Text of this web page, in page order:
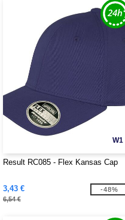
W1
Result RC085 - Flex Kansas Cap
3,43 €
6,54 €
-48%